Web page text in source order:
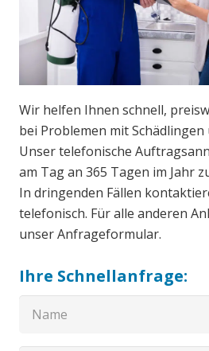
Wir helfen Ihnen schnell,
bei Problemen mit
Unser telefonische Auftragsannahme ist 24 Stunden
am Tag an 365 Tagen im Jahr zu für Sie zu
In dringenden Fällen kontaktieren
telefonisch. Für alle anderen
unser Anfrageformular.
Ihre Schnellanfrage: